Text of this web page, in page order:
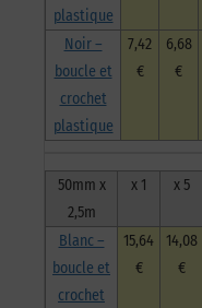
plastique
Noir –
boucle et
crochet
plastique
7,42
€
6,68
€
50mm x
2,5m
x 1 x 5
Blanc –
boucle et
crochet
15,64
€
14,08
€